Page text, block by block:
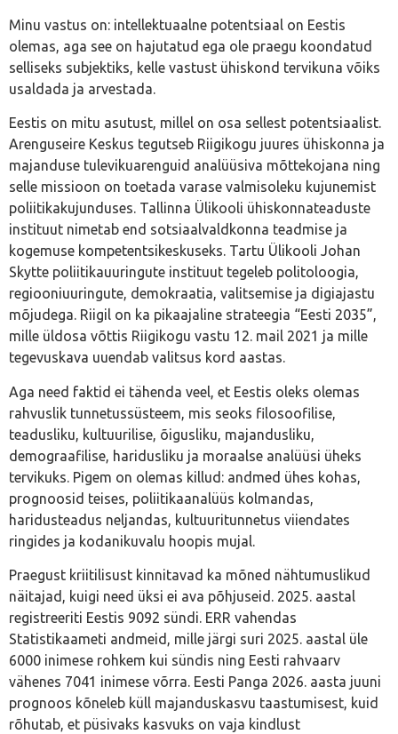
Minu vastus on: intellektuaalne potentsiaal on Eestis
olemas, aga see on hajutatud ega ole praegu koondatud
selliseks subjektiks, kelle vastust ühiskond tervikuna võiks
usaldada ja arvestada.
Eestis on mitu asutust, millel on osa sellest potentsiaalist.
Arenguseire Keskus tegutseb Riigikogu juures ühiskonna ja
majanduse tulevikuarenguid analüüsiva mõttekojana ning
selle missioon on toetada varase valmisoleku kujunemist
poliitikakujunduses. Tallinna Ülikooli ühiskonnateaduste
instituut nimetab end sotsiaalvaldkonna teadmise ja
kogemuse kompetentsikeskuseks. Tartu Ülikooli Johan
Skytte poliitikauuringute instituut tegeleb politoloogia,
regiooniuuringute, demokraatia, valitsemise ja digiajastu
mõjudega. Riigil on ka pikaajaline strateegia “Eesti 2035”,
mille üldosa võttis Riigikogu vastu 12. mail 2021 ja mille
tegevuskava uuendab valitsus kord aastas.
Aga need faktid ei tähenda veel, et Eestis oleks olemas
rahvuslik tunnetussüsteem, mis seoks filosoofilise,
teadusliku, kultuurilise, õigusliku, majandusliku,
demograafilise, haridusliku ja moraalse analüüsi üheks
tervikuks. Pigem on olemas killud: andmed ühes kohas,
prognoosid teises, poliitikaanalüüs kolmandas,
haridusteadus neljandas, kultuuritunnetus viiendates
ringides ja kodanikuvalu hoopis mujal.
Praegust kriitilisust kinnitavad ka mõned nähtumuslikud
näitajad, kuigi need üksi ei ava põhjuseid. 2025. aastal
registreeriti Eestis 9092 sündi. ERR vahendas
Statistikaameti andmeid, mille järgi suri 2025. aastal üle
6000 inimese rohkem kui sündis ning Eesti rahvaarv
vähenes 7041 inimese võrra. Eesti Panga 2026. aasta juuni
prognoos kõneleb küll majanduskasvu taastumisest, kuid
rõhutab, et püsivaks kasvuks on vaja kindlust